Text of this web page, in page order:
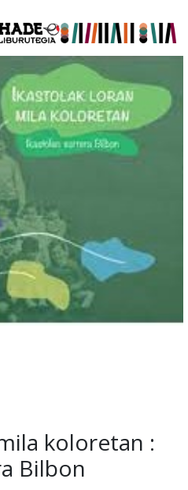
- Liburutegia
koloretan :
Bilbon